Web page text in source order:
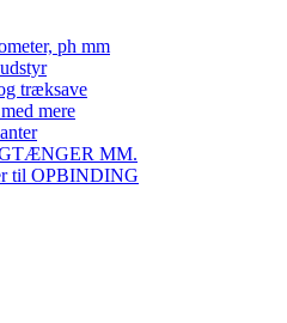
ph mm
træksave
mere
MM.
til OPBINDING